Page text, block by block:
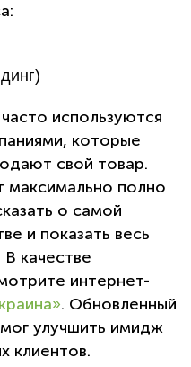
используются
которые
свой товар.
максимально полно
о самой
и показать весь
качестве
интернет-
. Обновленный
улучшить имидж
клиентов.